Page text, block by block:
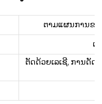
ຕາມແຜນການຂອ
ເ
ຕັດດ້ວຍເລເຊີ, ການດັດ,